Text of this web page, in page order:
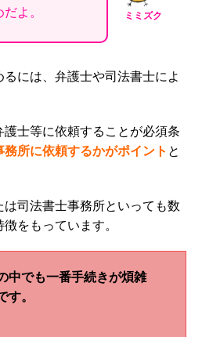
ミミズク
よ。
には、弁護士や司法書士によ
士等に依頼することが必須条
務所に依頼するかがポイント と
司法書士事務所といっても数
をもっています。
中でも一番手続きが煩雑
す。